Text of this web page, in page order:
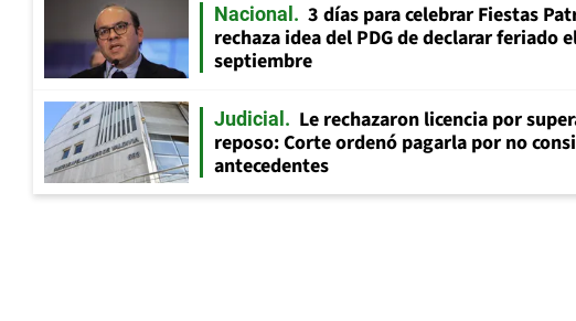
Nacional
3 días para celebrar Fiestas
rechaza idea del PDG de declarar feriado
septiembre
Judicial
Le rechazaron licencia por
reposo: Corte ordenó pagarla por no
antecedentes